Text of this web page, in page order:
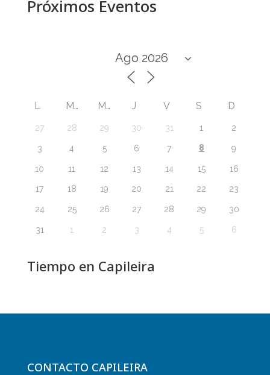
Próximos Eventos
L M M J V S D
27 28 29 30 31 1 2
3 4 5 6 7 8 9
10 11 12 13 14 15 16
17 18 19 20 21 22 23
24 25 26 27 28 29 30
31 1 2 3 4 5 6
Tiempo en Capileira
CONTACTO CAPILEIRA